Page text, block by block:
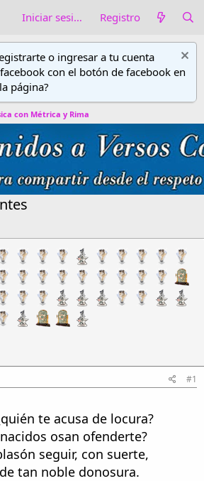
Iniciar sesión Registro
o ingresar a tu cuenta
con el botón de facebook en
página?
con Métrica y Rima
#1
te acusa de locura?
osan ofenderte?
seguir, con suerte,
tan noble donosura.